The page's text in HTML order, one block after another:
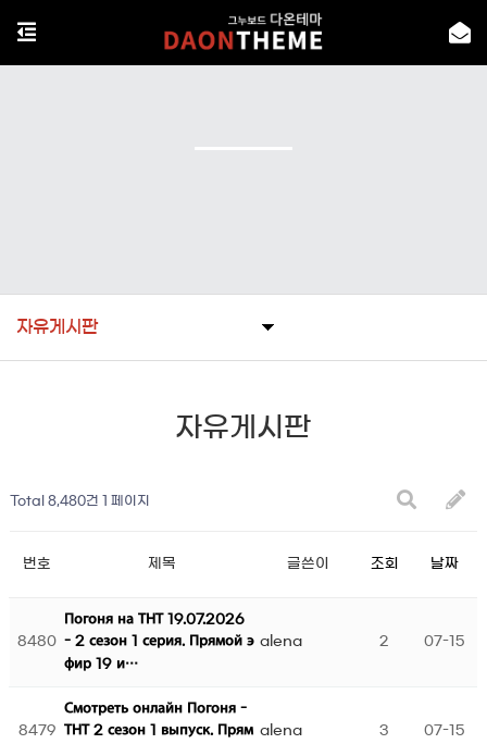
자유게시판
자유게시판
Total 8,480건 1 페이지
번호 제목 글쓴이 조회 날짜
8480
Погоня на ТНТ 19.07.2026
- 2 сезон 1 серия. Прямой э
фир 19 и…
alena 2 07-15
8479
Смотреть онлайн Погоня -
ТНТ 2 сезон 1 выпуск. Прям alena 3 07-15